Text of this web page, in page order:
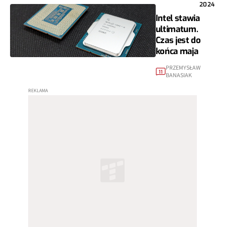
2024
Intel stawia
ultimatum.
Czas jest do
końca maja
11 PRZEMYSŁAW
BANASIAK